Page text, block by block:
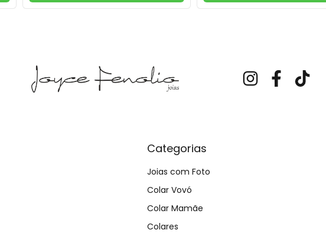
Categorias
Joias com Foto
Colar Vovó
Colar Mamãe
Colares